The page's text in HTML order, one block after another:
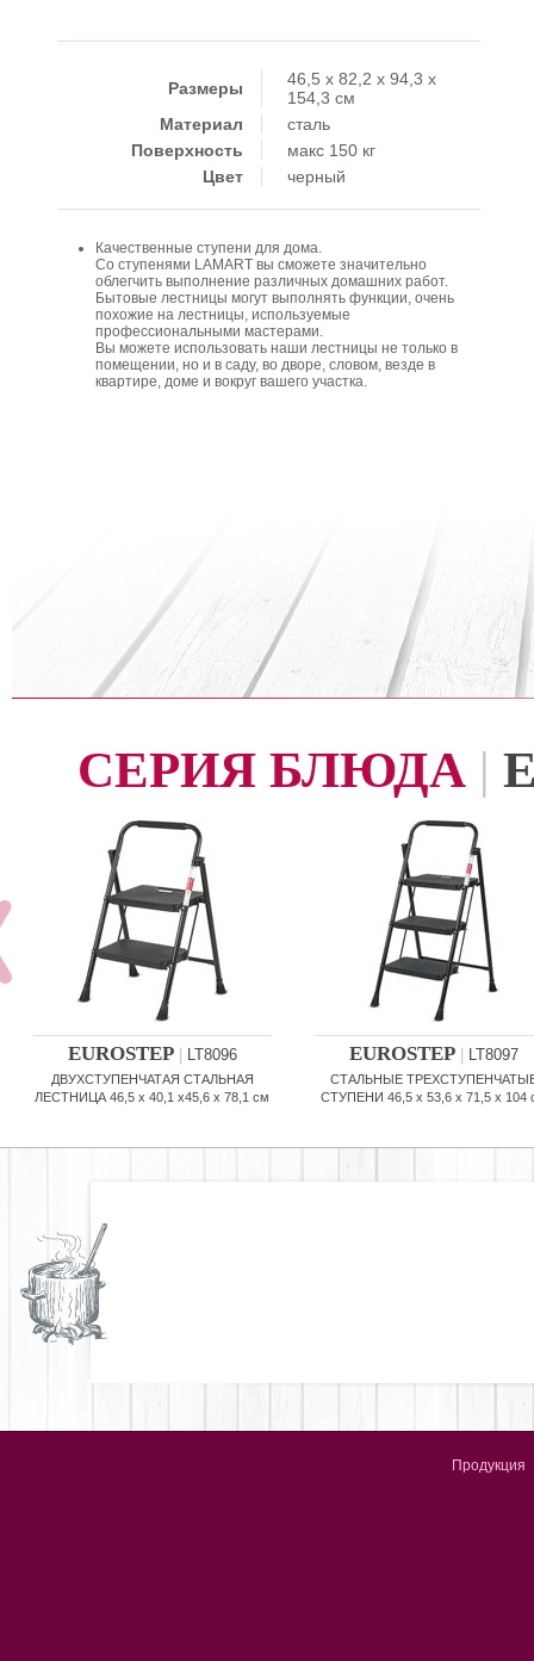
Размеры
46,5 x 82,2 x 94,3 x
154,3 см
Материал
сталь
Поверхность
макс 150 кг
Цвет
черный
Качественные ступени для дома.
Со ступенями LAMART вы сможете значительно
облегчить выполнение различных домашних работ.
Бытовые лестницы могут выполнять функции, очень
похожие на лестницы, используемые
профессиональными мастерами.
Вы можете использовать наши лестницы не только в
помещении, но и в саду, во дворе, словом, везде в
квартире, доме и вокруг вашего участка.
СЕРИЯ БЛЮДА |
EUROSTEP LT8096
ДВУХСТУПЕНЧАТАЯ СТАЛЬНАЯ
ЛЕСТНИЦА 46,5 x 40,1 x45,6 x 78,1 см
EUROSTEP LT8097
СТАЛЬНЫЕ
СТУПЕНИ 46,5 x 53,6 x 71,5 x 104
Продукция